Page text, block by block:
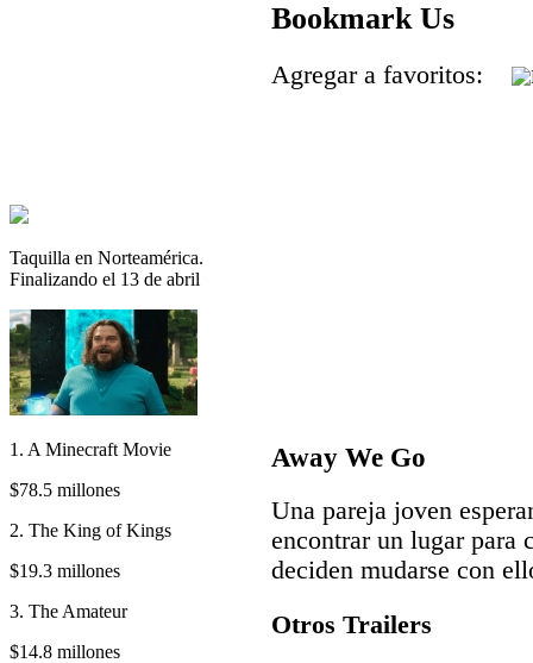
Taquilla en Norteamérica.
Finalizando el 13 de abril
1. A Minecraft Movie
$78.5 millones
2. The King of Kings
$19.3 millones
3. The Amateur
$14.8 millones
Bookmark Us
Agregar a favoritos:
Away We Go
Una pareja joven
encontrar un lugar para
deciden mudarse con
Otros Trailers